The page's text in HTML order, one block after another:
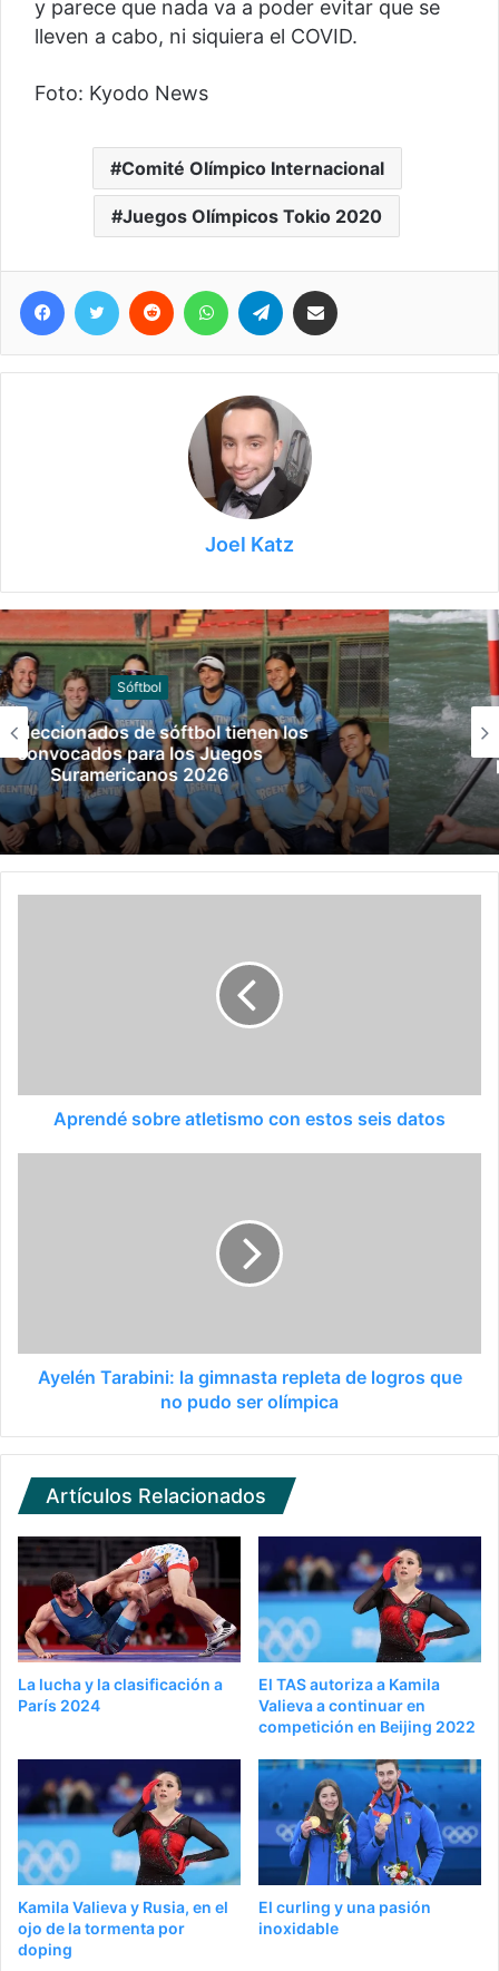
y parece que nada va a poder evitar que se
lleven a cabo, ni siquiera el COVID.
Foto: Kyodo News
Comité Olímpico Internacional
Juegos Olímpicos Tokio 2020
Facebook
Twitter Reddit WhatsAppTelegram
Joel Katz
Canotaje
Manuel Tripano se consagró campeón
panamericano de canotaje slalom
Aprendé sobre atletismo con estos seis datos
Ayelén Tarabini: la gimnasta repleta de logros que
no pudo ser olímpica
Artículos Relacionados
La lucha y la clasificación a
París 2024
El TAS autoriza a Kamila
Valieva a continuar en
competición en Beijing 2022
Kamila Valieva y Rusia, en el
ojo de la tormenta por
doping
El curling y una pasión
inoxidable